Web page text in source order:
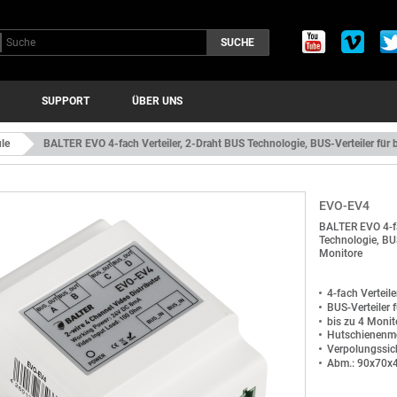
SUCHE
SUPPORT ÜBER UNS
BALTER EVO 4-fach Verteiler, 2-Draht BUS Technologie, BUS-Verteiler
EVO-EV4
BALTER EVO
Technologie,
Monitore
4-fach
BUS-Verteiler
bis zu 4
Abm.: